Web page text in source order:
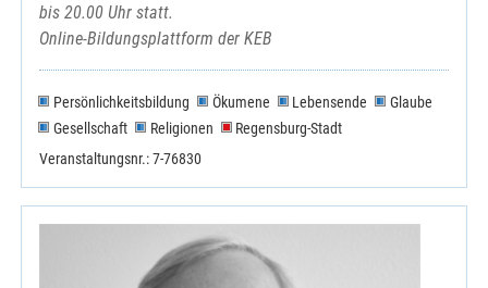
bis 20.00 Uhr statt.
Online-Bildungsplattform der KEB
Persönlichkeitsbildung Ökumene Lebensende
Glaube
Gesellschaft
Religionen
Regensburg-Stadt
Veranstaltungsnr.: 7-76830